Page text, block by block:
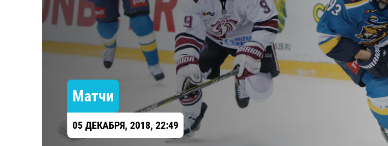
Локомотив
Северсталь
ЦСКА
Шанхайские Драконы
Амур
Барыс
Сибирь
Матчи
05 ДЕКАБРЯ, 2018, 22:49